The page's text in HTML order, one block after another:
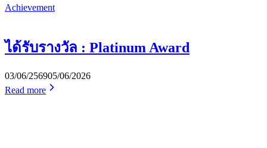
Achievement
ได้รับรางวัล : Platinum Award
03/06/256905/06/2026
Read more